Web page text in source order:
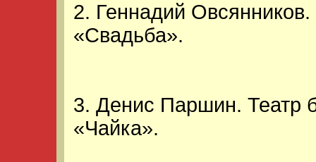
2. Геннадий
«Свадьба».
3. Денис Паршин. Театр
«Чайка».